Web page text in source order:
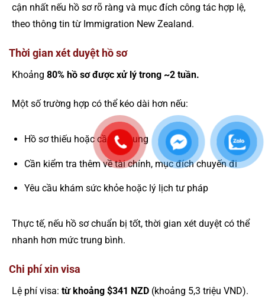
cận nhất nếu hồ sơ rõ ràng và mục đích công tác hợp lệ,
theo thông tin từ Immigration New Zealand.
Thời gian xét duyệt hồ sơ
Khoảng 80% hồ sơ được xử lý trong ~2 tuần.
Một số trường hợp có thể kéo dài hơn nếu:
Hồ sơ thiếu hoặc cần bổ sung
Cần kiểm tra thêm về tài chính, mục đích chuyến đi
Yêu cầu khám sức khỏe hoặc lý lịch tư pháp
Thực tế, nếu hồ sơ chuẩn bị tốt, thời gian xét duyệt có thể
nhanh hơn mức trung bình.
Chi phí xin visa
Lệ phí visa: từ khoảng $341 NZD (khoảng 5,3 triệu VND).